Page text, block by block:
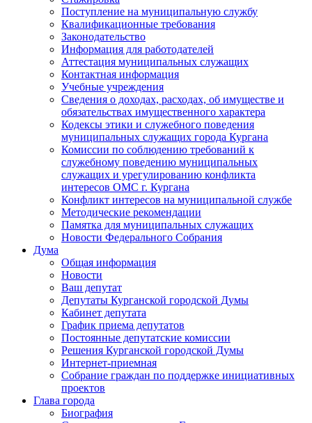
Поступление на муниципальную службу
Квалификационные требования
Законодательство
Информация для работодателей
Аттестация муниципальных служащих
Контактная информация
Учебные учреждения
Сведения о доходах, расходах, об имуществе и
обязательствах имущественного характера
Кодексы этики и служебного поведения
муниципальных служащих города Кургана
Комиссии по соблюдению требований к
служебному поведению муниципальных
служащих и урегулированию конфликта
интересов ОМС г. Кургана
Конфликт интересов на муниципальной службе
Методические рекомендации
Памятка для муниципальных служащих
Новости Федерального Cобрания
Дума
Общая информация
Новости
Ваш депутат
Депутаты Курганской городской Думы
Кабинет депутата
График приема депутатов
Постоянные депутатские комиссии
Решения Курганской городской Думы
Интернет-приемная
Собрание граждан по поддержке инициативных
проектов
Глава города
Биография